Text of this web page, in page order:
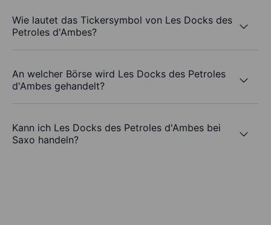
Wie lautet das Tickersymbol von Les Docks des
Petroles d'Ambes?
An welcher Börse wird Les Docks des Petroles
d'Ambes gehandelt?
Kann ich Les Docks des Petroles d'Ambes bei
Saxo handeln?